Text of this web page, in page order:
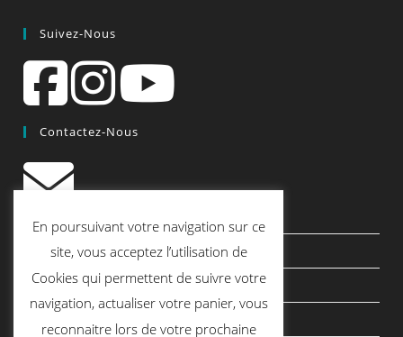
Suivez-Nous
Contactez-Nous
contact@quiscrap.fr
Les Fiches Techniques et les Tutos
Le Blog
Conditions générales de vente
En poursuivant votre navigation sur ce
site, vous acceptez l’utilisation de
Cookies qui permettent de suivre votre
navigation, actualiser votre panier, vous
reconnaitre lors de votre prochaine